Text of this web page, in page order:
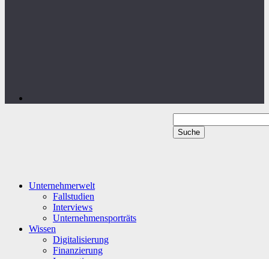
Unternehmerwelt
Fallstudien
Interviews
Unternehmensporträts
Wissen
Digitalisierung
Finanzierung